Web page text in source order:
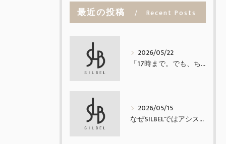
最近の投稿 Recent Posts
2026/05/22
「17時まで。でも、ちゃんと稼げる業務委託。」
2026/05/15
なぜSILBELではアシスタントを置かないのか